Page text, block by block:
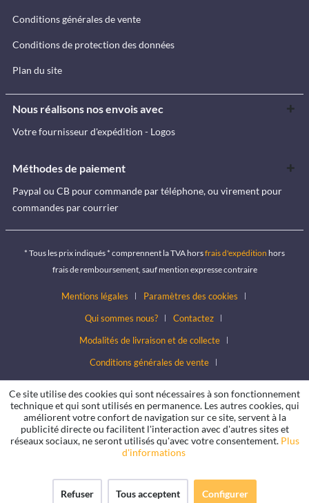
Conditions générales de vente
Conditions de protection des données
Plan du site
Nous réalisons nos envois avec
Votre fournisseur d'expédition - Logos
Méthodes de paiement
Paypal ou CB pour commande par téléphone, ou virement pour
commandes par courrier
* Tous les prix indiqués * comprennent la TVA horsfrais d'expédition hors
frais de remboursement, sauf mention expresse contraire
Mentions légales
Paramètres des cookies
Qui sommes nous?
Contactez
Modalités de livraison et de collecte
Conditions générales de vente
Conditions de protection des données
Ce site utilise des cookies qui sont nécessaires à son fonctionnement
technique et qui sont utilisés en permanence. Les autres cookies, qui
améliorent votre confort de navigation sur ce site, servent à la
publicité directe ou facilitent l'interaction avec d'autres sites et
réseaux sociaux, ne seront utilisés qu'avec votre consentement. Plus
d'informations
Refuser Tous acceptent Configurer